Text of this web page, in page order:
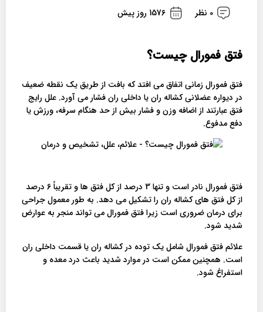
0 نظر 1576 روز پیش
فتق فمورال چیست؟
فتق فمورال زمانی اتفاق می افتد که بافت از طریق یک نقطه ضعیف
در دیواره عضلانی کشاله ران یا داخلی ران فشار می آورد. علل رایج
فتق عبارتند از اضافه وزن و فشار بیش از حد هنگام سرفه، ورزش یا
دفع مدفوع.
فتق فمورال نادر است و تنها 3 درصد از کل فتق ها و تقریباً 6 درصد
از کل فتق های کشاله ران را تشکیل می دهد. به طور معمول جراحی
برای درمان ضروری است زیرا فتق فمورال می تواند منجر به عوارض
شدید شود.
علائم فتق فمورال شامل یک توده در کشاله ران یا قسمت داخلی ران
است. همچنین ممکن است در موارد شدید باعث درد معده و
استفراغ شود.